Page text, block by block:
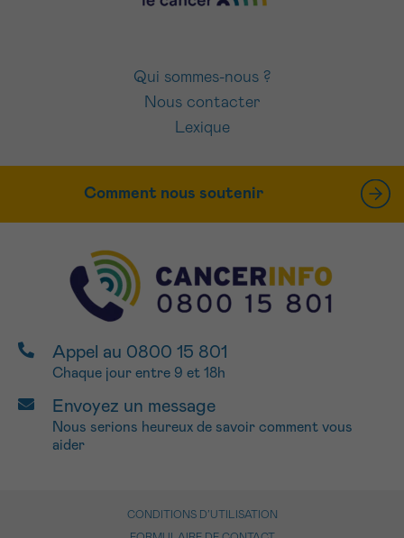
Qui sommes-nous ?
Nous contacter
Lexique
Comment nous soutenir
Appel au 0800 15 801
Chaque jour entre 9 et 18h
Envoyez un message
Nous serions heureux de savoir comment vous
aider
CONDITIONS D’UTILISATION